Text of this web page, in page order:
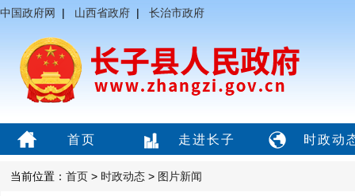
中国政府网 | 山西省政府 | 长治市政府
首页 走进长子 时政动
当前位置： 首页 > 时政动态 > 图片新闻